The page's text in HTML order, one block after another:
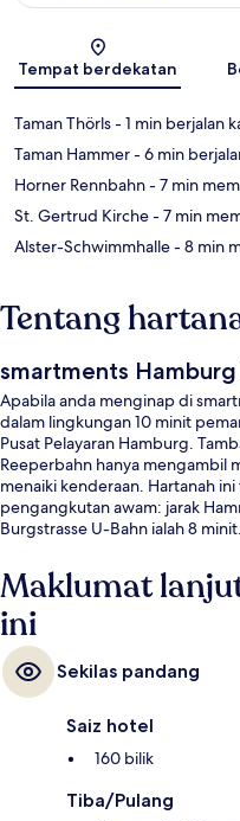
Tempat berdekatan
Taman Thörls- 1 min berjalan
Taman Hammer- 6 min
Horner Rennbahn- 7 min
St. Gertrud Kirche- 7 min
Alster-Schwimmhalle- 8 min
Tentang
smartments
Apabila anda menginap di
dalam lingkungan 10 minit
Pusat Pelayaran Hamburg.
Reeperbahn hanya mengambil
menaiki kenderaan. Hartanah
pengangkutan awam: jarak
Burgstrasse U-Bahn ialah 8 minit.
Maklumat
ini
Sekilas pandang
Saiz hotel
160 bilik
Tiba/Pulang